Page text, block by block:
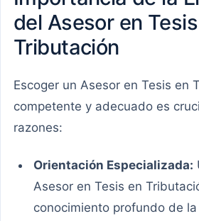
del Asesor en
Tributación
Escoger un Asesor en Tesis en
competente y adecuado es
razones:
Orientación Especializada:
Asesor en Tesis en
conocimiento profundo de